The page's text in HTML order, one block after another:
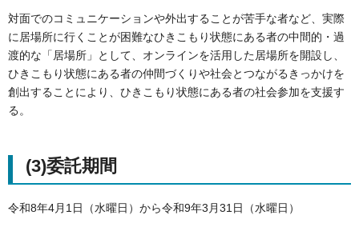
対面でのコミュニケーションや外出することが苦手な者など、実際
に居場所に行くことが困難なひきこもり状態にある者の中間的・過
渡的な「居場所」として、オンラインを活用した居場所を開設し、
ひきこもり状態にある者の仲間づくりや社会とつながるきっかけを
創出することにより、ひきこもり状態にある者の社会参加を支援す
る。
(3)委託期間
令和8年4月1日（水曜日）から令和9年3月31日（水曜日）